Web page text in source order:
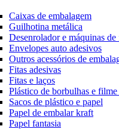
Caixas de embalagem
Guilhotina metálica
Desenrolador e máquinas de
Envelopes auto adesivos
Outros acessórios de
Fitas adesivas
Fitas e laços
Plástico de borbulhas e
Sacos de plástico e papel
Papel de embalar kraft
Papel fantasia